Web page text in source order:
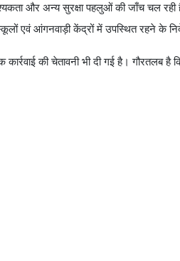
और अन्य सुरक्षा पहलुओं की जाँच चल
स्कूलों एवं आंगनवाड़ी केंद्रों में उपस्थित रहने के
की चेतावनी भी दी गई है।